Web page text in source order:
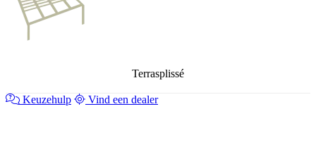
Terrasplissé
Keuzehulp Vind een dealer